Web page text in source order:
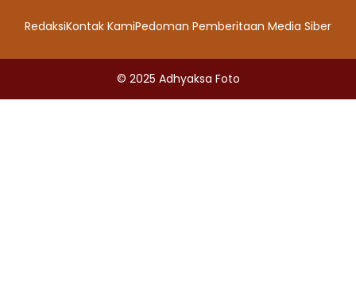
RedaksiKontak KamiPedoman Pemberitaan Media Siber
© 2025 Adhyaksa Foto